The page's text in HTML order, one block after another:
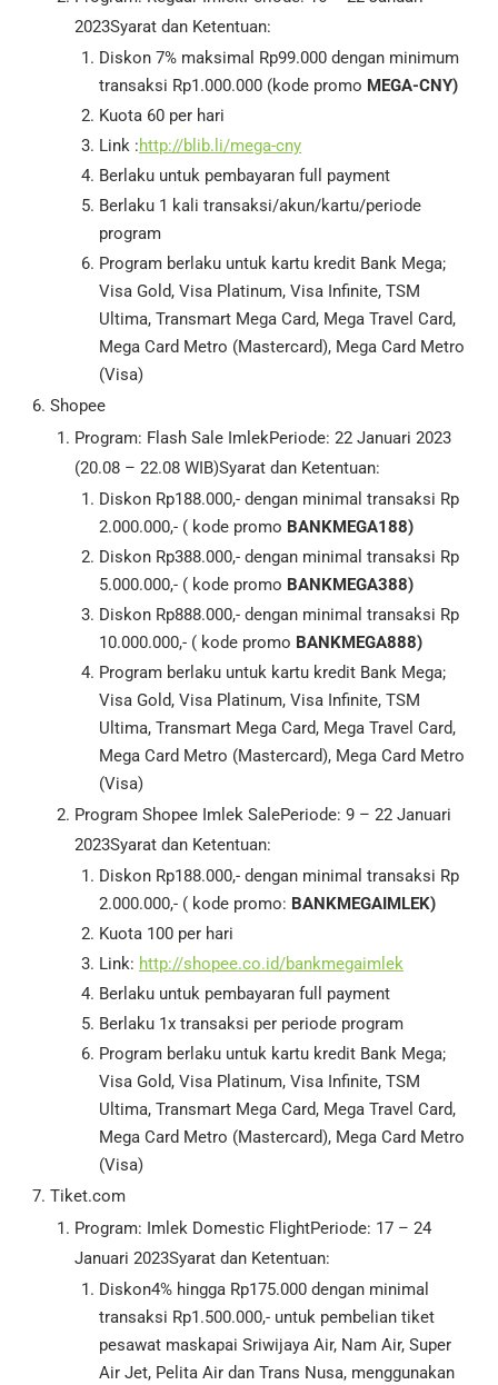
2023Syarat dan Ketentuan:
Diskon 7% maksimal Rp99.000 dengan minimum
transaksi Rp1.000.000 (kode promo MEGA-CNY)
Kuota 60 per hari
Link :http://blib.li/mega-cny
Berlaku untuk pembayaran full payment
Berlaku 1 kali transaksi/akun/kartu/periode
program
Program berlaku untuk kartu kredit Bank Mega;
Visa Gold, Visa Platinum, Visa Infinite, TSM
Ultima, Transmart Mega Card, Mega Travel Card,
Mega Card Metro (Mastercard), Mega Card Metro
(Visa)
Shopee
Program: Flash Sale ImlekPeriode: 22 Januari 2023
(20.08 – 22.08 WIB)Syarat dan Ketentuan:
Diskon Rp188.000,- dengan minimal transaksi Rp
2.000.000,- ( kode promo BANKMEGA188)
Diskon Rp388.000,- dengan minimal transaksi Rp
5.000.000,- ( kode promo BANKMEGA388)
Diskon Rp888.000,- dengan minimal transaksi Rp
10.000.000,- ( kode promo BANKMEGA888)
Program berlaku untuk kartu kredit Bank Mega;
Visa Gold, Visa Platinum, Visa Infinite, TSM
Ultima, Transmart Mega Card, Mega Travel Card,
Mega Card Metro (Mastercard), Mega Card Metro
(Visa)
Program Shopee Imlek SalePeriode: 9 – 22 Januari
2023Syarat dan Ketentuan:
Diskon Rp188.000,- dengan minimal transaksi Rp
2.000.000,- ( kode promo: BANKMEGAIMLEK)
Kuota 100 per hari
Link: http://shopee.co.id/bankmegaimlek
Berlaku untuk pembayaran full payment
Berlaku 1x transaksi per periode program
Program berlaku untuk kartu kredit Bank Mega;
Visa Gold, Visa Platinum, Visa Infinite, TSM
Ultima, Transmart Mega Card, Mega Travel Card,
Mega Card Metro (Mastercard), Mega Card Metro
(Visa)
Tiket.com
Program: Imlek Domestic FlightPeriode: 17 – 24
Januari 2023Syarat dan Ketentuan:
Diskon4% hingga Rp175.000 dengan minimal
transaksi Rp1.500.000,- untuk pembelian tiket
pesawat maskapai Sriwijaya Air, Nam Air, Super
Air Jet, Pelita Air dan Trans Nusa, menggunakan